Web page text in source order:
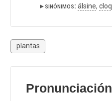
▸ sinónimos: álsine,
plantas
Pronunciación